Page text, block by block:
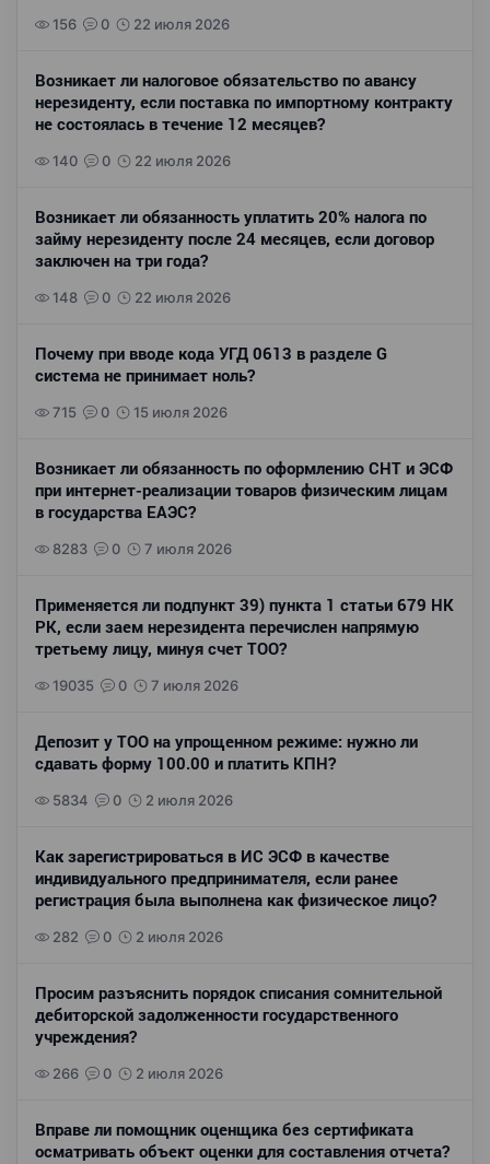
156 0 22 июля 2026
Возникает ли налоговое обязательство по авансу
нерезиденту, если поставка по импортному контракту
не состоялась в течение 12 месяцев?
140 0 22 июля 2026
Возникает ли обязанность уплатить 20% налога по
займу нерезиденту после 24 месяцев, если договор
заключен на три года?
148 0 22 июля 2026
Почему при вводе кода УГД 0613 в разделе G
система не принимает ноль?
715 0 15 июля 2026
Возникает ли обязанность по оформлению СНТ и ЭСФ
при интернет-реализации товаров физическим лицам
в государства ЕАЭС?
8283 0 7 июля 2026
Применяется ли подпункт 39) пункта 1 статьи 679 НК
РК, если заем нерезидента перечислен напрямую
третьему лицу, минуя счет ТОО?
19035 0 7 июля 2026
Депозит у ТОО на упрощенном режиме: нужно ли
сдавать форму 100.00 и платить КПН?
5834 0 2 июля 2026
Как зарегистрироваться в ИС ЭСФ в качестве
индивидуального предпринимателя, если ранее
регистрация была выполнена как физическое лицо?
282 0 2 июля 2026
Просим разъяснить порядок списания сомнительной
дебиторской задолженности государственного
учреждения?
266 0 2 июля 2026
Вправе ли помощник оценщика без сертификата
осматривать объект оценки для составления отчета?